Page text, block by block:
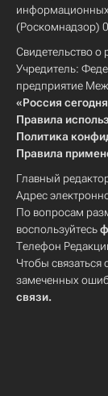
(Роскомнадзор)
Свидетельство
Учредитель:
предприятие
«Россия
Правила
Политика
Правила
Главный
Адрес
По вопросам
воспользуйтесь
Телефон
Чтобы связаться
замеченных
связи.